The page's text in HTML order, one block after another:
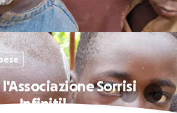
Sorrisi
Infiniti!